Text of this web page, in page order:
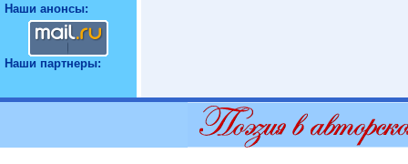
Наши анонсы:
Наши партнеры: